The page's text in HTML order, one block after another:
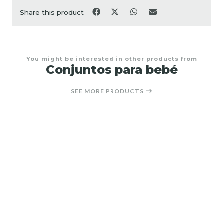
Share this product
You might be interested in other products from
Conjuntos para bebé
SEE MORE PRODUCTS